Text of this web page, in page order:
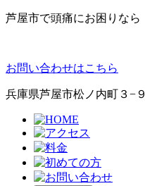
芦屋市で頭痛にお困りなら
お問い合わせはこちら
兵庫県芦屋市松ノ内町３−９